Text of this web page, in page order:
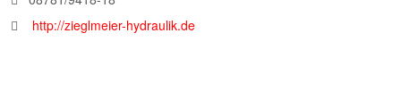
http://zieglmeier-hydraulik.de